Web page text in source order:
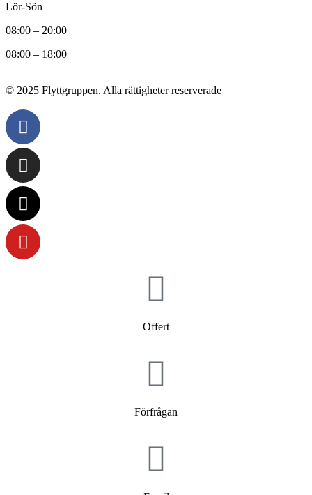
Lör-Sön
08:00 – 20:00
08:00 – 18:00
© 2025 Flyttgruppen. Alla rättigheter reserverade
Offert
Förfrågan